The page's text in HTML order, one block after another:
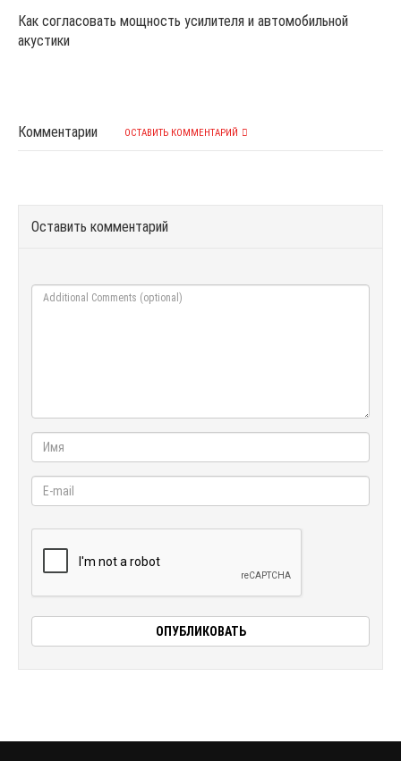
Как согласовать мощность усилителя и автомобильной
акустики
Комментарии ОСТАВИТЬ КОММЕНТАРИЙ
Оставить комментарий